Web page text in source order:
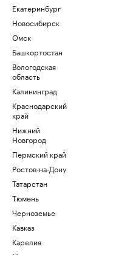
Екатеринбург
Новосибирск
Омск
Башкортостан
Вологодская
область
Калининград
Краснодарский
край
Нижний
Новгород
Пермский край
Ростов-на-Дону
Татарстан
Тюмень
Черноземье
Кавказ
Карелия